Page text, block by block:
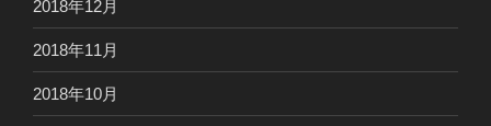
2018年12月
2018年11月
2018年10月